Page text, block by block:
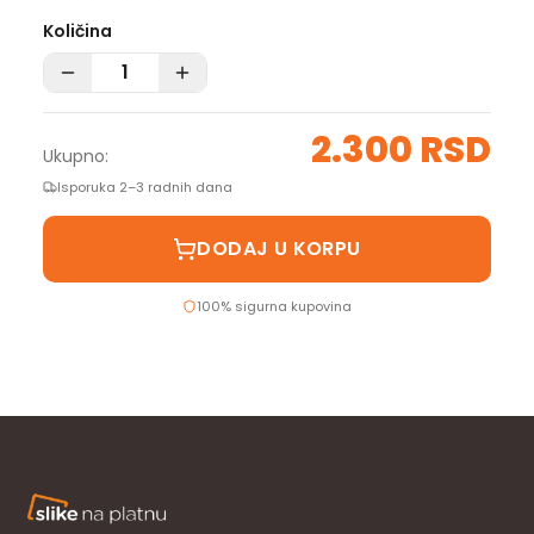
Količina
Ukupno: 2.300 RSD
Isporuka 2–3 radnih dana
DODAJ U KORPU
100% sigurna kupovina